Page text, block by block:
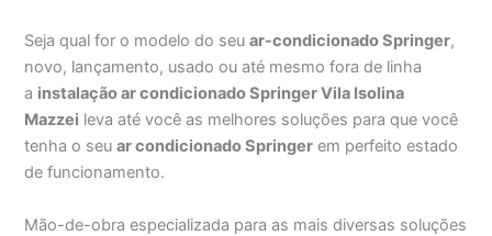
Seja qual for o modelo do seuar-condicionado Springer,
novo, lançamento, usado ou até mesmo fora de linha
a instalação ar condicionado Springer Vila Isolina
Mazzei leva até você as melhores soluções para que você
tenha o seuar condicionado Springer em perfeito estado
de funcionamento.
Mão-de-obra especializada para as mais diversas soluções